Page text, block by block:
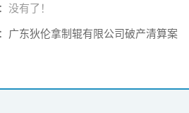
没有了！
广东狄伦拿制辊有限公司破产清算案